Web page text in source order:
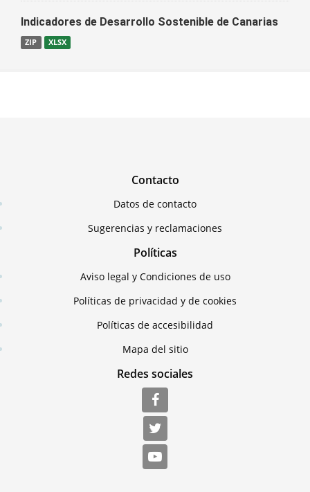
Indicadores de Desarrollo Sostenible de Canarias
ZIP XLSX
Contacto
Datos de contacto
Sugerencias y reclamaciones
Políticas
Aviso legal y Condiciones de uso
Políticas de privacidad y de cookies
Políticas de accesibilidad
Mapa del sitio
Redes sociales